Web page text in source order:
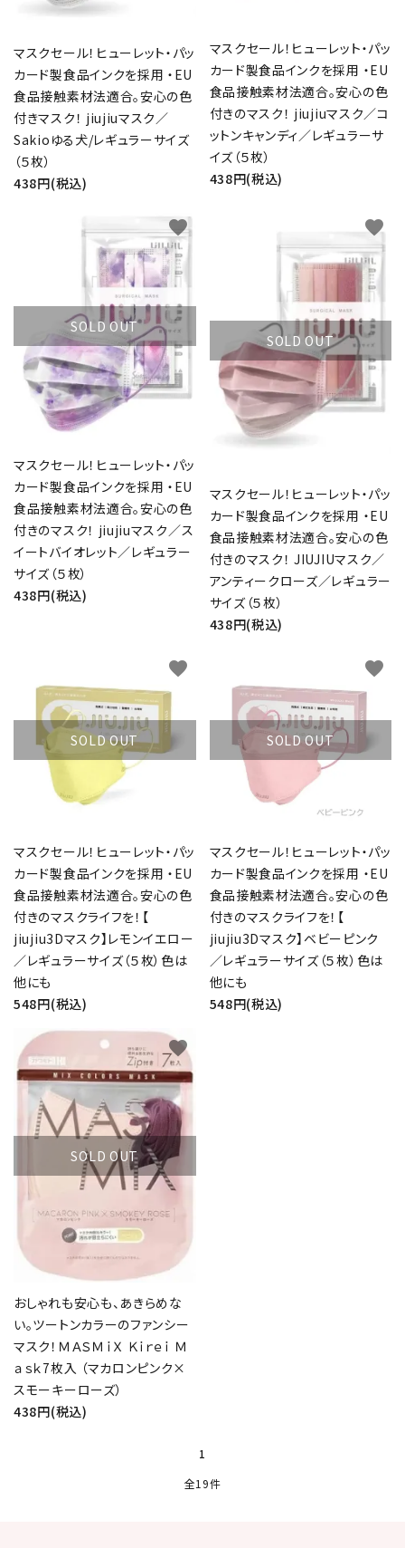
マスクセール！ヒューレット・パッ
カード製食品インクを採用 ・EU
食品接触素材法適合。安心の色
付きマスク！ jiujiuマスク／
Sakioゆる犬/レギュラーサイズ
（５枚）
438円(税込)
マスクセール！ヒューレット・パッ
カード製食品インクを採用 ・EU
食品接触素材法適合。安心の色
付きのマスク！ jiujiuマスク／コ
ットンキャンディ／レギュラーサ
イズ（５枚）
438円(税込)
SOLD OUT
マスクセール！ヒューレット・パッ
カード製食品インクを採用 ・EU
食品接触素材法適合。安心の色
付きのマスク！ jiujiuマスク／ス
イートバイオレット／レギュラー
サイズ（５枚）
438円(税込)
favorite
SOLD OUT
マスクセール！ヒューレット・パッ
カード製食品インクを採用 ・EU
食品接触素材法適合。安心の色
付きのマスク！ JIUJIUマスク／
アンティークローズ／レギュラー
サイズ（５枚）
438円(税込)
favorite
SOLD OUT
マスクセール！ヒューレット・パッ
カード製食品インクを採用 ・EU
食品接触素材法適合。安心の色
付きのマスクライフを！【
jiujiu3Dマスク】レモンイエロー
／レギュラーサイズ（５枚）色は
他にも
548円(税込)
favorite
SOLD OUT
マスクセール！ヒューレット・パッ
カード製食品インクを採用 ・EU
食品接触素材法適合。安心の色
付きのマスクライフを！【
jiujiu3Dマスク】ベビーピンク
／レギュラーサイズ（５枚）色は
他にも
548円(税込)
favorite
SOLD OUT
おしゃれも安心も、あきらめな
い。ツートンカラーのファンシー
マスク！ＭＡＳＭｉＸ Ｋｉｒｅｉ Ｍ
ａｓｋ7枚入 （マカロンピンク×
スモーキーローズ）
438円(税込)
favorite
1
全19件
検索する